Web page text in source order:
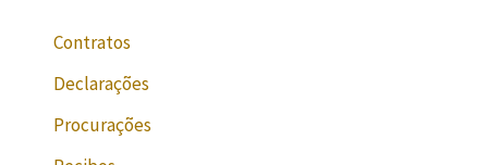
Contratos
Declarações
Procurações